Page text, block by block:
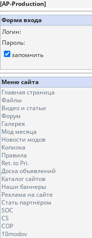
[AP-Production]
Форма входа
Логин:
Пароль:
запомнить
Меню сайта
Главная страница
Файлы
Видео и статьи
Форум
Галерея
Мод месяца
Новости модов
Копилка
Правила
Ret. to Pri.
Доска объявлений
Каталог сайтов
Наши баннеры
Реклама на сайте
Стать партнёром
SOC
CS
COP
10modov